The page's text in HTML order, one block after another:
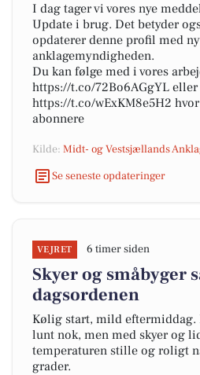
I dag tager vi vores nye
Update i brug. Det betyder
opdaterer denne profil med
anklagemyndigheden.
Du kan følge med i vores
https://t.co/72Bo6AGgYL eller
https://t.co/wExKM8e5H2
abonnere
Kilde: Midt- og Vestsjællands
Se seneste opdateringer
VEJRET 6 timer siden
Skyer og småbyger
dagsordenen
Kølig start, mild eftermiddag.
lunt nok, men med skyer og
temperaturen stille og roligt
grader.